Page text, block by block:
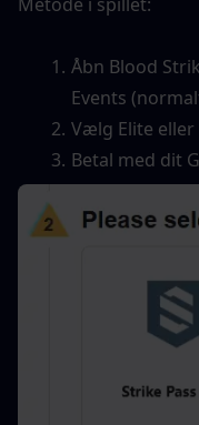
Åbn Blood
Events
Vælg Elite
Betal med dit